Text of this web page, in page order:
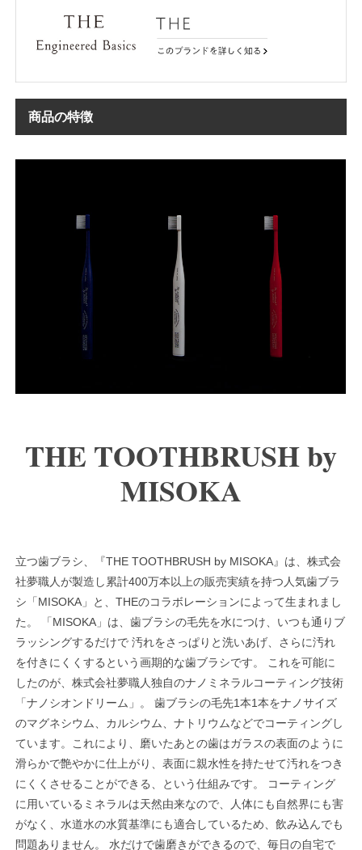
商品の特徴
THE TOOTHBRUSH by
MISOKA
立つ歯ブラシ、『THE TOOTHBRUSH by MISOKA』は、株式会
社夢職人が製造し累計400万本以上の販売実績を持つ人気歯ブラ
シ「MISOKA」と、THEのコラボレーションによって生まれまし
た。 「MISOKA」は、歯ブラシの毛先を水につけ、いつも通りブ
ラッシングするだけで 汚れをさっぱりと洗いあげ、さらに汚れ
を付きにくくするという画期的な歯ブラシです。 これを可能に
したのが、株式会社夢職人独自のナノミネラルコーティング技術
「ナノシオンドリーム」。 歯ブラシの毛先1本1本をナノサイズ
のマグネシウム、カルシウム、ナトリウムなどでコーティングし
ています。これにより、磨いたあとの歯はガラスの表面のように
滑らかで艶やかに仕上がり、表面に親水性を持たせて汚れをつき
にくくさせることができる、という仕組みです。 コーティング
に用いているミネラルは天然由来なので、人体にも自然界にも害
がなく、水道水の水質基準にも適合しているため、飲み込んでも
問題ありません。 水だけで歯磨きができるので、毎日の自宅で